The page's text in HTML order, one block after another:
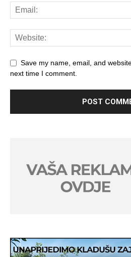
Save my name, email, and
next time I comment.